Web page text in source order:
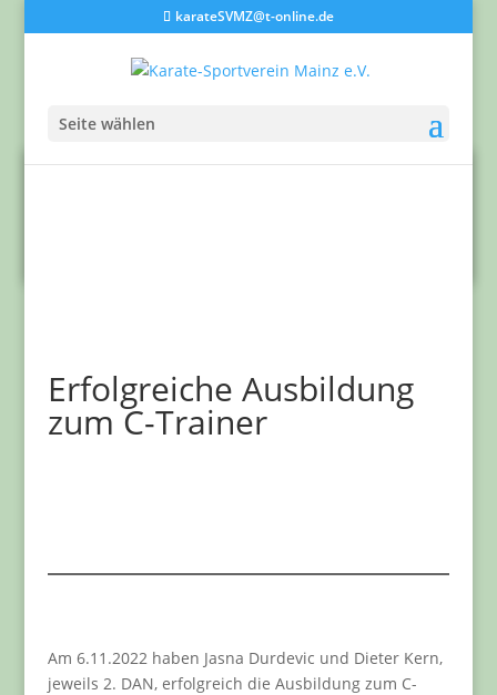
karateSVMZ@t-online.de
Seite wählen
Erfolgreiche Ausbildung
zum C-Trainer
Am 6.11.2022 haben Jasna Durdevic und Dieter Kern,
jeweils 2. DAN, erfolgreich die Ausbildung zum C-